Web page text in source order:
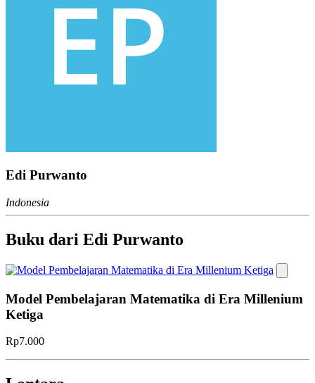
Edi Purwanto
Indonesia
Buku dari Edi Purwanto
Model Pembelajaran Matematika di Era Millenium
Ketiga
Rp7.000